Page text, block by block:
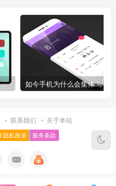
OPPO刘波透漏，平板电脑将于明年上半年发布
联系我们 关于本站
隐私政策 服务条款